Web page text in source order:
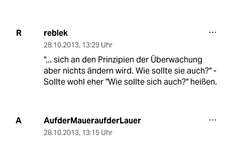
R reblek
28.10.2013, 13:29 Uhr
"... sich an den Prinzipien der Überwachung
aber nichts ändern wird. Wie sollte sie auch?" -
Sollte wohl eher "Wie sollte sich auch?" heißen.
A AufderMaueraufderLauer
28.10.2013, 13:15 Uhr